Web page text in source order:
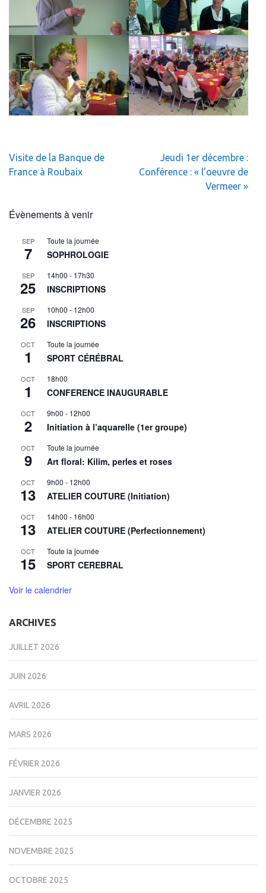
Navigation
de
Visite de la Banque de
France à Roubaix
Jeudi 1er décembre :
Conférence : « l’oeuvre de
Vermeer »
Évènements à venir
SEP
7
Toute la journée
SOPHROLOGIE
SEP
25
14h00 - 17h30
INSCRIPTIONS
SEP
26
10h00 - 12h00
INSCRIPTIONS
OCT
1
Toute la journée
SPORT CÉRÉBRAL
OCT
1
18h00
CONFERENCE INAUGURABLE
OCT
2
9h00 - 12h00
Initiation à l’aquarelle (1er groupe)
OCT
9
Toute la journée
Art floral: Kilim, perles et roses
OCT
13
9h00 - 12h00
ATELIER COUTURE (Initiation)
OCT
13
14h00 - 16h00
ATELIER COUTURE (Perfectionnement)
OCT
15
Toute la journée
SPORT CEREBRAL
Voir le calendrier
ARCHIVES
JUILLET 2026
JUIN 2026
AVRIL 2026
MARS 2026
FÉVRIER 2026
JANVIER 2026
DÉCEMBRE 2025
NOVEMBRE 2025
OCTOBRE 2025